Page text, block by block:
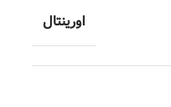
اورینتال